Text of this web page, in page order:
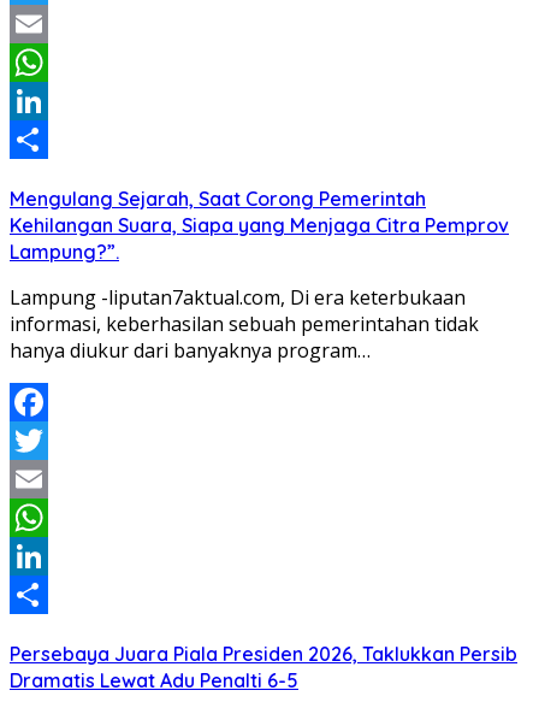
Twitter
Email
WhatsApp
LinkedIn
Mengulang Sejarah, Saat Corong Pemerintah
Kehilangan Suara, Siapa yang Menjaga Citra Pemprov
Lampung?”.
Lampung -liputan7aktual.com, Di era keterbukaan
informasi, keberhasilan sebuah pemerintahan tidak
hanya diukur dari banyaknya program…
Facebook
Twitter
Email
WhatsApp
LinkedIn
Persebaya Juara Piala Presiden 2026, Taklukkan Persib
Dramatis Lewat Adu Penalti 6-5